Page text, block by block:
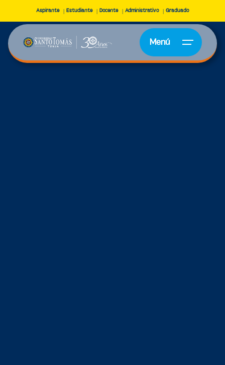
Aspirante Estudiante Docente Administrativo Graduado
Menú